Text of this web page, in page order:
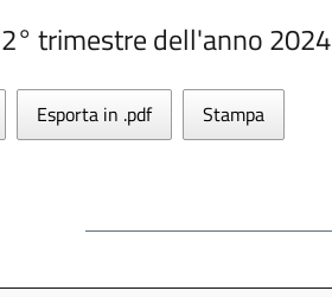
trimestre dell'anno 2024
Esporta in .pdf Stampa